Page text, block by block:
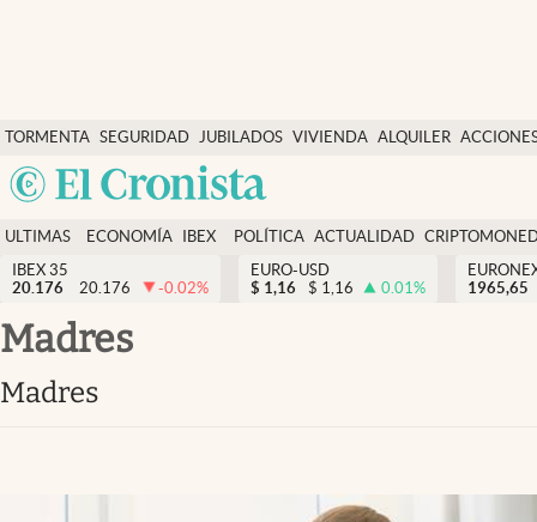
TORMENTA SEGURIDAD
SOCIAL
JUBILADOS VIVIENDA ALQUILER
USA
Economía y finanzas
Política
Actualidad
Criptomonedas
España
ULTIMAS
NOTICIAS
ECONOMÍA
FINANZAS
IBEX
EURO
POLÍTICA ACTUALIDAD
IBEX 35
20.176
20.176 -0.02%
EURO-USD
$ 1,16 $ 1,16 0.01%
1965,65
Madres
Madres